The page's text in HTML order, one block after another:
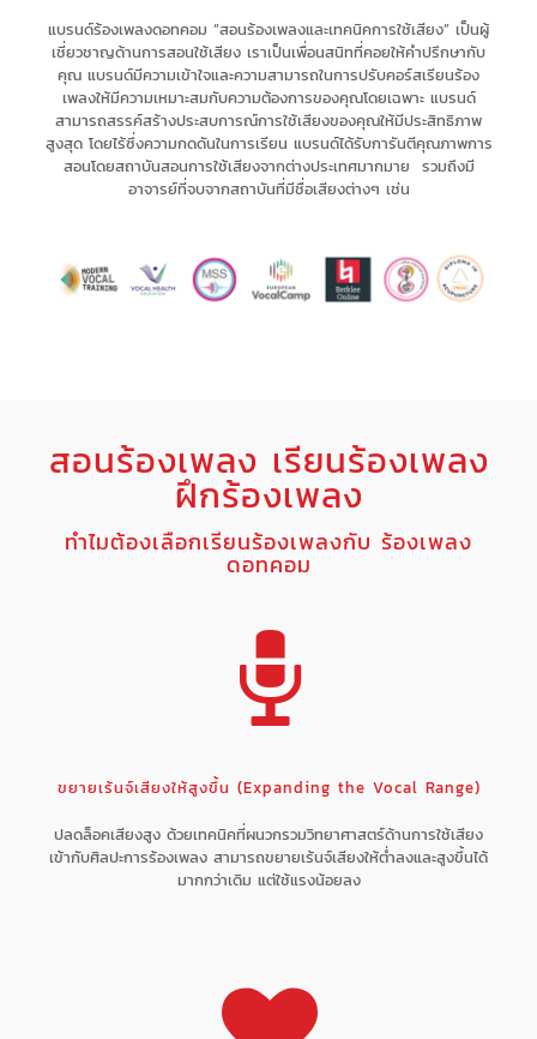
แบรนด์ร้องเพลงดอทคอม “สอนร้องเพลงและเทคนิคการใช้เสียง” เป็นผู้
เชี่ยวชาญด้านการสอนใช้เสียง เราเป็นเพื่อนสนิทที่คอยให้คำปรึกษากับ
คุณ แบรนด์มีความเข้าใจและความสามารถในการปรับคอร์สเรียนร้อง
เพลงให้มีความเหมาะสมกับความต้องการของคุณโดยเฉพาะ แบรนด์
สามารถสรรค์สร้างประสบการณ์การใช้เสียงของคุณให้มีประสิทธิภาพ
สูงสุด โดยไร้ซึ่งความกดดันในการเรียน แบรนด์ได้รับการันตีคุณภาพการ
สอนโดยสถาบันสอนการใช้เสียงจากต่างประเทศมากมาย รวมถึงมี
อาจารย์ที่จบจากสถาบันที่มีชื่อเสียงต่างๆ เช่น
สอนร้องเพลง เรียนร้องเพลง
ฝึกร้องเพลง
ทำไมต้องเลือกเรียนร้องเพลงกับ ร้องเพลง
ดอทคอม
ขยายเร้นจ์เสียงให้สูงขึ้น (Expanding the Vocal Range)
ปลดล็อคเสียงสูง ด้วยเทคนิคที่ผนวกรวมวิทยาศาสตร์ด้านการใช้เสียง
เข้ากับศิลปะการร้องเพลง สามารถขยายเร้นจ์เสียงให้ต่ำลงและสูงขึ้นได้
มากกว่าเดิม แต่ใช้แรงน้อยลง